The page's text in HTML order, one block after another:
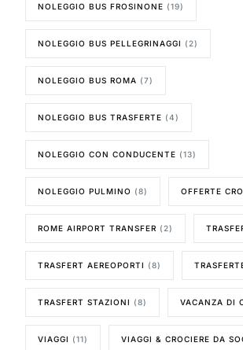
NOLEGGIO BUS FROSINONE (19)
NOLEGGIO BUS PELLEGRINAGGI (2)
NOLEGGIO BUS ROMA (7)
NOLEGGIO BUS TRASFERTE (4)
NOLEGGIO CON CONDUCENTE (13)
NOLEGGIO PULMINO (8) OFFERTE
ROME AIRPORT TRANSFER (2)
TRASFERT AEREOPORTI (8)
TRASFERT STAZIONI (8) VACANZA DI
VIAGGI (11) VIAGGI & CROCIERE DA